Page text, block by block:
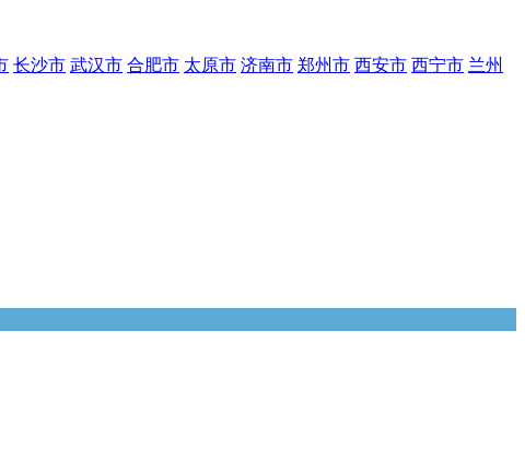
长沙市 武汉市 合肥市 太原市 济南市 郑州市 西安市 西宁市 兰州